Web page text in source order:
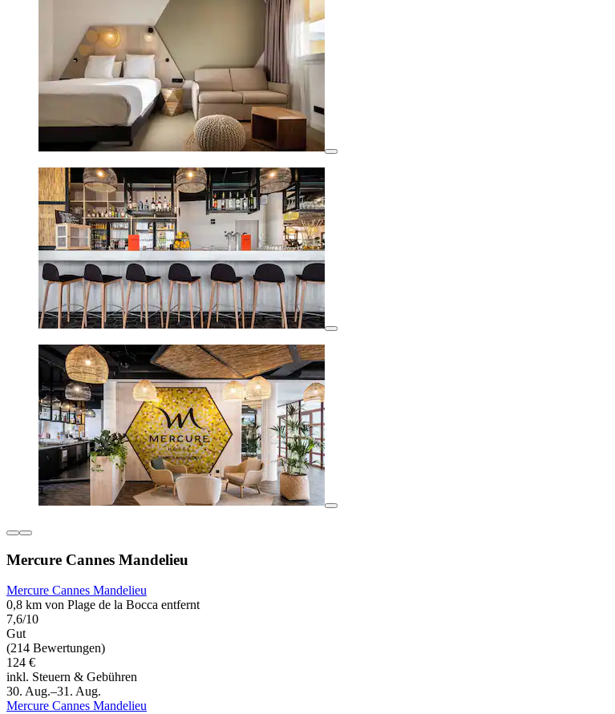
Mercure Cannes Mandelieu
Mercure Cannes Mandelieu
0,8 km von Plage de la Bocca entfernt
7,6/10
Gut
(214 Bewertungen)
124 €
inkl. Steuern & Gebühren
30. Aug.–31. Aug.
Mercure Cannes Mandelieu